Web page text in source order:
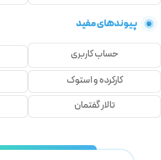
پیوندهای مفید
حساب کاربری
کارکرده و استوک
تالار گفتمان